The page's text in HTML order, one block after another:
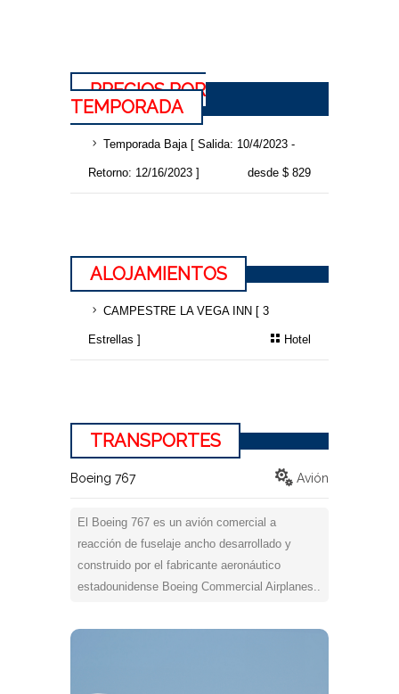
PRECIOS POR
TEMPORADA
Temporada Baja [ Salida: 10/4/2023 -
Retorno: 12/16/2023 ] desde $ 829
ALOJAMIENTOS
CAMPESTRE LA VEGA INN [ 3
Estrellas ] Hotel
TRANSPORTES
Boeing 767 Avión
El Boeing 767 es un avión comercial a
reacción de fuselaje ancho desarrollado y
construido por el fabricante aeronáutico
estadounidense Boeing Commercial Airplanes..